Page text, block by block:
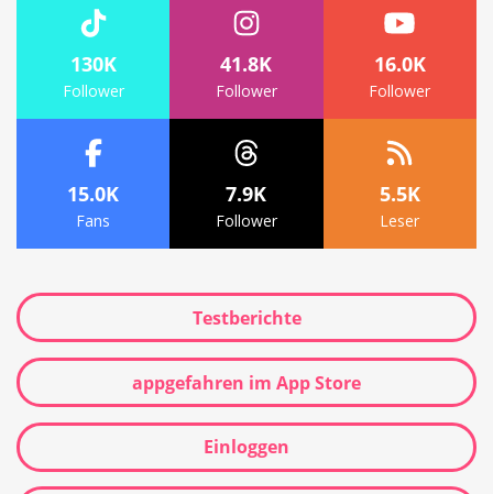
130K
Follower
41.8K
Follower
16.0K
Follower
15.0K
Fans
7.9K
Follower
5.5K
Leser
Testberichte
appgefahren im App Store
Einloggen